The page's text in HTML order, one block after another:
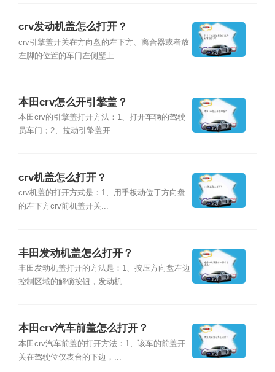
crv发动机盖怎么打开？
crv引擎盖开关在方向盘的左下方、离合器或者放
左脚的位置的车门左侧壁上...
本田crv怎么开引擎盖？
本田crv的引擎盖打开方法：1、打开车辆的驾驶
员车门；2、拉动引擎盖开...
crv机盖怎么打开？
crv机盖的打开方式是：1、用手板动位于方向盘
的左下方crv前机盖开关...
丰田发动机盖怎么打开？
丰田发动机盖打开的方法是：1、按压方向盘左边
控制区域的解锁按钮，发动机...
本田crv汽车前盖怎么打开？
本田crv汽车前盖的打开方法：1、该车的前盖开
关在驾驶位仪表台的下边，...